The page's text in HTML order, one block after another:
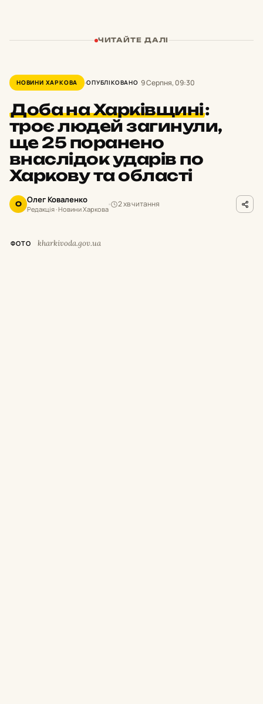
ЧИТАЙТЕ ДАЛІ
НОВИНИ ХАРКОВА ОПУБЛІКОВАНО 9 Серпня, 09:30
Доба на Харківщині:
троє людей загинули,
ще 25 поранено
внаслідок ударів по
Харкову та області
О Олег Коваленко
Редакція · Новини Харкова
2 хв читання
ФОТО kharkivoda.gov.ua